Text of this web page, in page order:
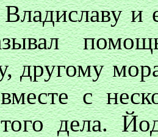
и
другому
с
дела.